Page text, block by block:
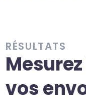
RÉSULTATS
vos